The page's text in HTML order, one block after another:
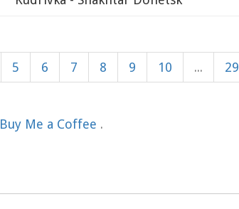
5 6 7 8 9 10 ... 29
Buy Me a Coffee .